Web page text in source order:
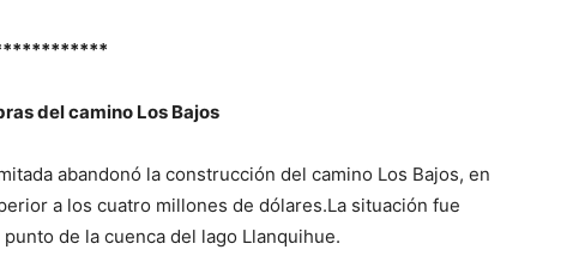
del camino Los Bajos
abandonó la construcción del camino Los Bajos, en
a los cuatro millones de dólares.La situación fue
de la cuenca del lago Llanquihue.